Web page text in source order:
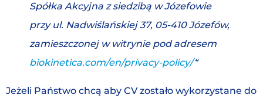
Spółka Akcyjna z siedzibą w Józefowie
przy ul. Nadwiślańskiej 37, 05-410 Józefów,
zamieszczonej w witrynie pod adresem
biokinetica.com/en/privacy-policy/“
Jeżeli Państwo chcą aby CV zostało wykorzystane do